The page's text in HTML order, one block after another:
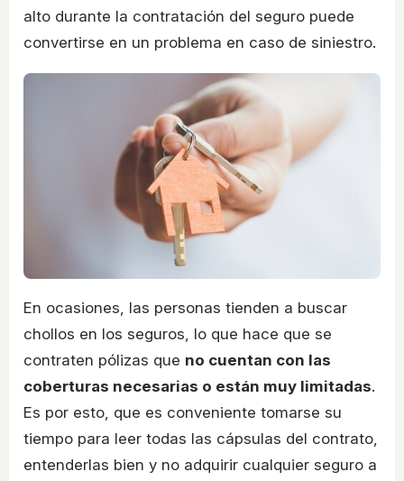
alto durante la contratación del seguro puede
convertirse en un problema en caso de siniestro.
En ocasiones, las personas tienden a buscar
chollos en los seguros, lo que hace que se
contraten pólizas que no cuentan con las
coberturas necesarias o están muy limitadas.
Es por esto, que es conveniente tomarse su
tiempo para leer todas las cápsulas del contrato,
entenderlas bien y no adquirir cualquier seguro a